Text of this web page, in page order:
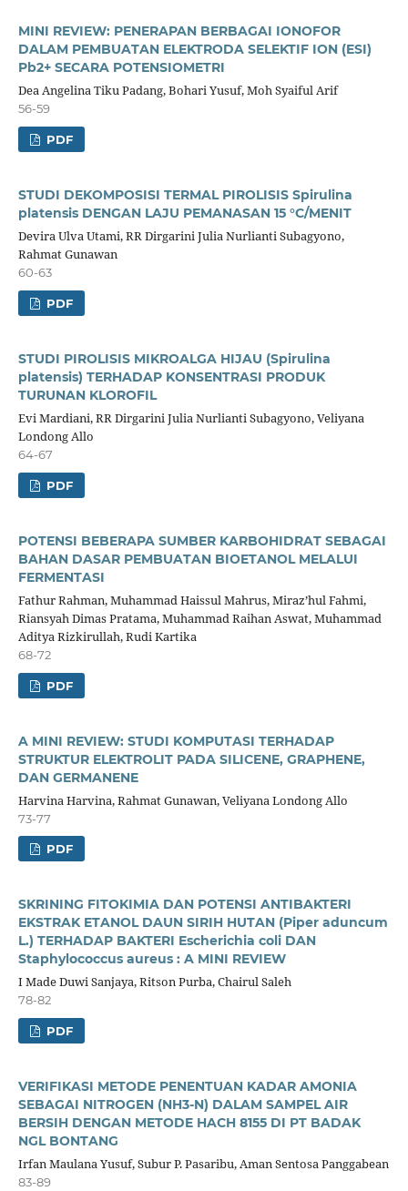
MINI REVIEW: PENERAPAN BERBAGAI IONOFOR
DALAM PEMBUATAN ELEKTRODA SELEKTIF ION (ESI)
Pb2+ SECARA POTENSIOMETRI
Dea Angelina Tiku Padang, Bohari Yusuf, Moh Syaiful Arif
56-59
PDF
STUDI DEKOMPOSISI TERMAL PIROLISIS Spirulina
platensis DENGAN LAJU PEMANASAN 15 °C/MENIT
Devira Ulva Utami, RR Dirgarini Julia Nurlianti Subagyono,
Rahmat Gunawan
60-63
PDF
STUDI PIROLISIS MIKROALGA HIJAU (Spirulina
platensis) TERHADAP KONSENTRASI PRODUK
TURUNAN KLOROFIL
Evi Mardiani, RR Dirgarini Julia Nurlianti Subagyono, Veliyana
Londong Allo
64-67
PDF
POTENSI BEBERAPA SUMBER KARBOHIDRAT SEBAGAI
BAHAN DASAR PEMBUATAN BIOETANOL MELALUI
FERMENTASI
Fathur Rahman, Muhammad Haissul Mahrus, Miraz’hul Fahmi,
Riansyah Dimas Pratama, Muhammad Raihan Aswat, Muhammad
Aditya Rizkirullah, Rudi Kartika
68-72
PDF
A MINI REVIEW: STUDI KOMPUTASI TERHADAP
STRUKTUR ELEKTROLIT PADA SILICENE, GRAPHENE,
DAN GERMANENE
Harvina Harvina, Rahmat Gunawan, Veliyana Londong Allo
73-77
PDF
SKRINING FITOKIMIA DAN POTENSI ANTIBAKTERI
EKSTRAK ETANOL DAUN SIRIH HUTAN (Piper aduncum
L.) TERHADAP BAKTERI Escherichia coli DAN
Staphylococcus aureus : A MINI REVIEW
I Made Duwi Sanjaya, Ritson Purba, Chairul Saleh
78-82
PDF
VERIFIKASI METODE PENENTUAN KADAR AMONIA
SEBAGAI NITROGEN (NH3-N) DALAM SAMPEL AIR
BERSIH DENGAN METODE HACH 8155 DI PT BADAK
NGL BONTANG
Irfan Maulana Yusuf, Subur P. Pasaribu, Aman Sentosa Panggabean
83-89